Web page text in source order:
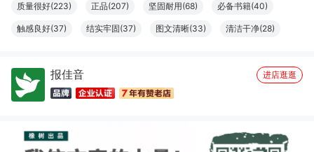
质量很好(223) 正品(207) 坚固耐用(68) 必备书籍(40)
触感良好(37) 结实牢固(37) 图文清晰(33) 清洁干净(28)
大小合适(20) 服务周到(15)
做工精良(11) 珍藏佳品(10) 很划算(9)
报佳音 进店逛逛